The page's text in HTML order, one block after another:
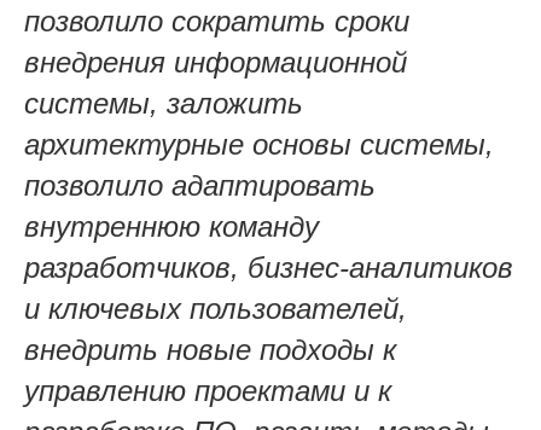
позволило сократить сроки
внедрения информационной
системы, заложить
архитектурные основы системы,
позволило адаптировать
внутреннюю команду
разработчиков, бизнес-аналитиков
и ключевых пользователей,
внедрить новые подходы к
управлению проектами и к